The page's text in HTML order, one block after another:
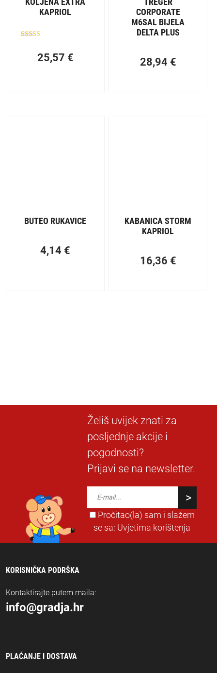
KAPRIOL
od 5
25,57 €
CORPORATE
M6SAL BIJELA
DELTA PLUS
28,94 €
BUTEO RUKAVICE
4,14 €
KABANICA STORM
KAPRIOL
16,36 €
Želiš uvijek znati za
posljednje akcije i
pogodnosti?
Prijavi se na newsletter.
Pročitao(la) sam i slažem
se sa: Uvjetima korištenja
KORISNIČKA PODRŠKA
Kontaktirajte putem maila:
info@gradja.hr
PLAĆANJE I DOSTAVA